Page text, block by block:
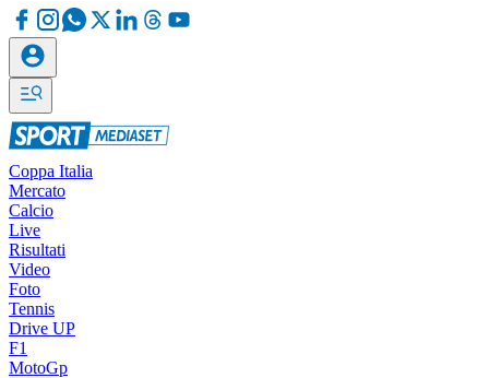
Coppa Italia
Mercato
Calcio
Live
Risultati
Video
Foto
Tennis
Drive UP
F1
MotoGp